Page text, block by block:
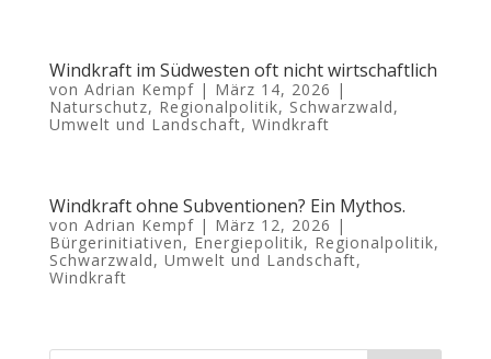
Windkraft im Südwesten oft nicht wirtschaftlich
von Adrian Kempf| März 14, 2026 |
Naturschutz, Regionalpolitik, Schwarzwald,
Umwelt und Landschaft, Windkraft
Windkraft ohne Subventionen? Ein Mythos.
von Adrian Kempf| März 12, 2026 |
Bürgerinitiativen, Energiepolitik, Regionalpolitik,
Schwarzwald, Umwelt und Landschaft,
Windkraft